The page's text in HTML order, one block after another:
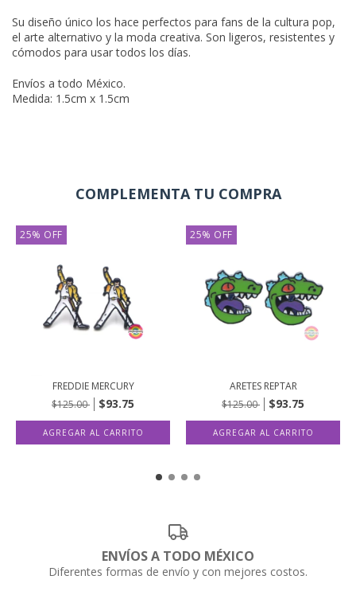
Su diseño único los hace perfectos para fans de la cultura pop,
el arte alternativo y la moda creativa. Son ligeros, resistentes y
cómodos para usar todos los días.
Envíos a todo México.
Medida: 1.5cm x 1.5cm
COMPLEMENTA TU COMPRA
25% OFF
FREDDIE MERCURY
$125.00
$93.75
25% OFF
ARETES REPTAR
$125.00
$93.75
ENVÍOS A TODO MÉXICO
Diferentes formas de envío y con mejores costos.